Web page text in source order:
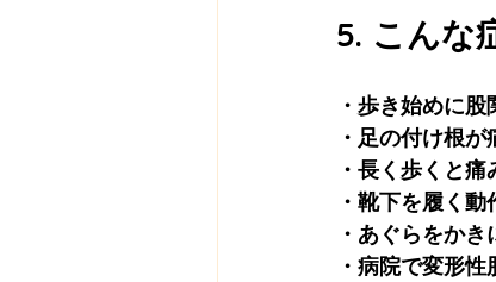
5. こんな
・歩き始めに
・足の付け根が
・長く歩くと
・靴下を履く
・あぐらをかき
・病院で変形